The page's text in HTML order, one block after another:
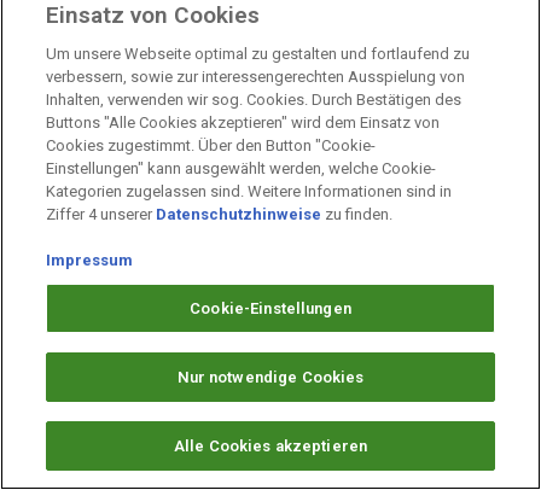
Impressum
Unternehmen
Arbeiten bei PAYBACK
Fragen & Hilfe
Datenschutz
Cookie-Einstellungen
Einsatz von Cookies
Um unsere Webseite optimal zu gestalten und fortlaufend zu
verbessern, sowie zur interessengerechten Ausspielung von
Inhalten, verwenden wir sog. Cookies. Durch Bestätigen des
Buttons "Alle Cookies akzeptieren" wird dem Einsatz von
Cookies zugestimmt. Über den Button "Cookie-
Einstellungen" kann ausgewählt werden, welche Cookie-
Kategorien zugelassen sind. Weitere Informationen sind in
Ziffer 4 unserer Datenschutzhinweise zu finden.
Impressum
Cookie-Einstellungen
Nur notwendige Cookies
Alle Cookies akzeptieren